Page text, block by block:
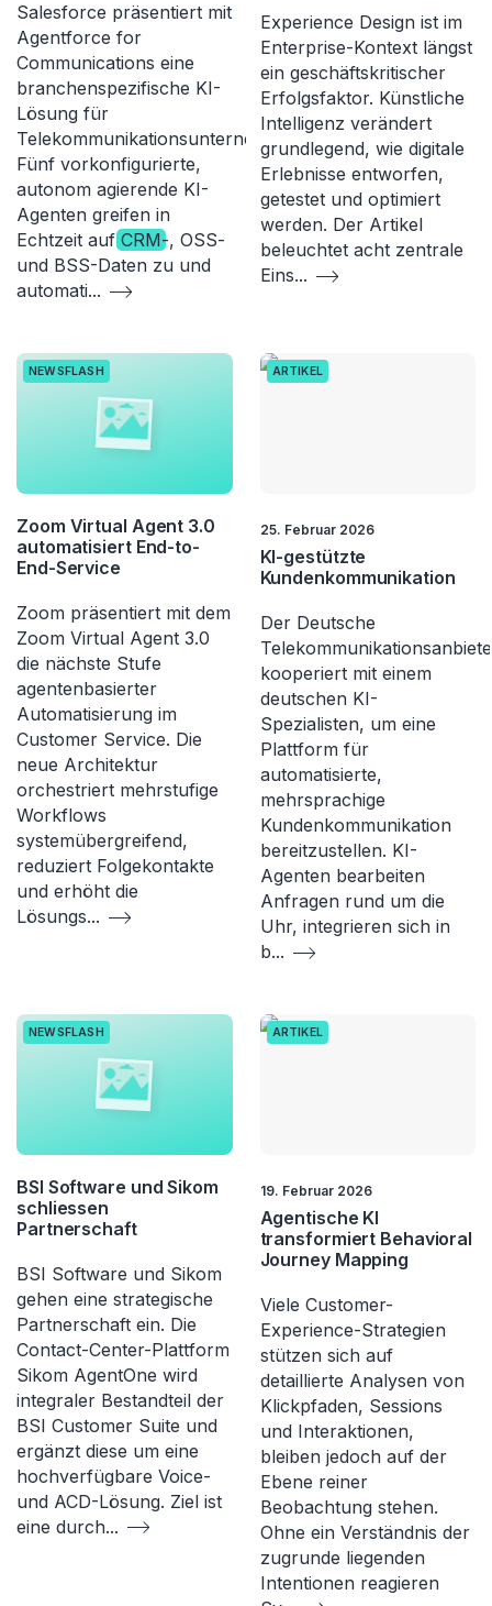
Salesforce präsentiert mit
Agentforce for
Communications eine
branchenspezifische KI-
Lösung für
Telekommunikationsunternehmen.
Fünf vorkonfigurierte,
autonom agierende KI-
Agenten greifen in
Echtzeit aufCRM-, OSS-
und BSS-Daten zu und
automati...
Experience Design ist im
Enterprise-Kontext längst
ein geschäftskritischer
Erfolgsfaktor. Künstliche
Intelligenz verändert
grundlegend, wie digitale
Erlebnisse entworfen,
getestet und optimiert
werden. Der Artikel
beleuchtet acht zentrale
Eins...
NEWSFLASH
Zoom Virtual Agent 3.0
automatisiert End-to-
End-Service
Zoom präsentiert mit dem
Zoom Virtual Agent 3.0
die nächste Stufe
agentenbasierter
Automatisierung im
Customer Service. Die
neue Architektur
orchestriert mehrstufige
Workflows
systemübergreifend,
reduziert Folgekontakte
und erhöht die
Lösungs...
ARTIKEL
25. Februar 2026
KI-gestützte
Kundenkommunikation
Der Deutsche
kooperiert mit einem
deutschen KI-
Spezialisten, um eine
Plattform für
automatisierte,
mehrsprachige
Kundenkommunikation
bereitzustellen. KI-
Agenten bearbeiten
Anfragen rund um die
Uhr, integrieren sich in
b...
NEWSFLASH
BSI Software und Sikom
schliessen
Partnerschaft
BSI Software und Sikom
gehen eine strategische
Partnerschaft ein. Die
Contact-Center-Plattform
Sikom AgentOne wird
integraler Bestandteil der
BSI Customer Suite und
ergänzt diese um eine
hochverfügbare Voice-
und ACD-Lösung. Ziel ist
eine durch...
ARTIKEL
19. Februar 2026
Agentische KI
transformiert Behavioral
Journey Mapping
Viele Customer-
Experience-Strategien
stützen sich auf
detaillierte Analysen von
Klickpfaden, Sessions
und Interaktionen,
bleiben jedoch auf der
Ebene reiner
Beobachtung stehen.
Ohne ein Verständnis der
zugrunde liegenden
Intentionen reagieren